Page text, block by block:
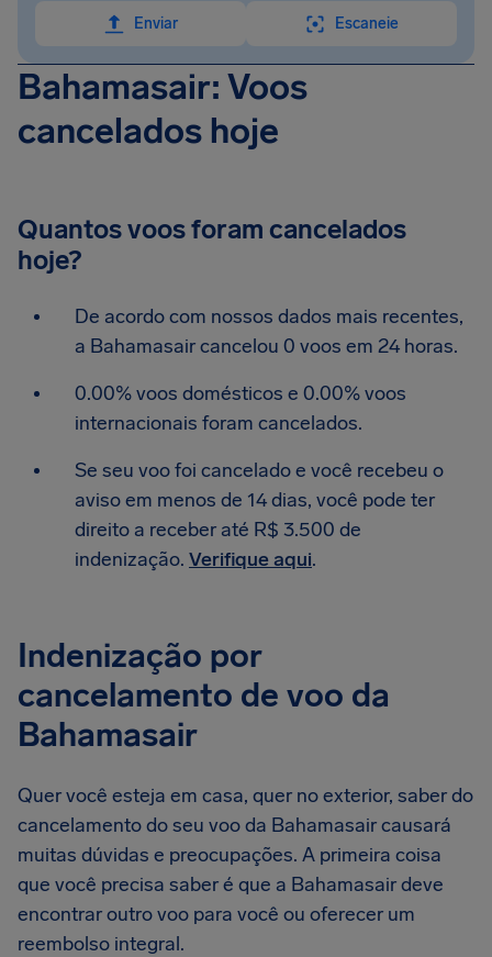
Enviar
Escaneie
Bahamasair: Voos
cancelados hoje
Quantos voos foram cancelados
hoje?
De acordo com nossos dados mais recentes,
a Bahamasair cancelou 0 voos em 24 horas.
0.00% voos domésticos e 0.00% voos
internacionais foram cancelados.
Se seu voo foi cancelado e você recebeu o
aviso em menos de 14 dias, você pode ter
direito a receber até R$ 3.500 de
indenização. Verifique aqui.
Indenização por
cancelamento de voo da
Bahamasair
Quer você esteja em casa, quer no exterior, saber do
cancelamento do seu voo da Bahamasair causará
muitas dúvidas e preocupações. A primeira coisa
que você precisa saber é que a Bahamasair deve
encontrar outro voo para você ou oferecer um
reembolso integral.